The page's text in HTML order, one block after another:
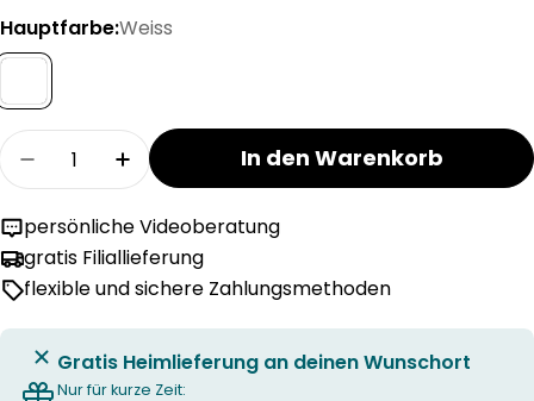
Hauptfarbe:Weiss
Menge
Menge für MODUL Innenschublade verringern
Menge für MODUL Innenschublade
In den Warenkorb
persönliche Videoberatung
gratis Filiallieferung
flexible und sichere Zahlungsmethoden
Gratis Heimlieferung an deinen Wunschort
Nur für kurze Zeit: